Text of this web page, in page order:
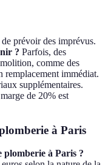
prévoir des imprévus.
? Parfois, des
comme des
remplacement immédiat.
supplémentaires.
de 20% est
à Paris
plomberie à Paris ?